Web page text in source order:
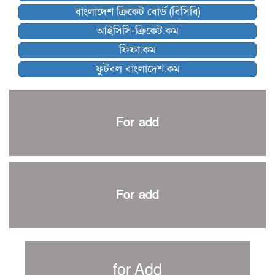
কিউট-ডিআরইউ দাবায় মোরসালিন চ্যাম্পিয়ন
ব্রাদার্সকে হারিয়ে ফাইনালে মোহামেডান
নেইমারকে নিয়েই বিশ্বকাপে ব্রাজিলের প্রাথমিক স্কোয়াড
আর্জেন্টিনার ৫৫ সদস্যের প্রাথমিক দল ঘোষণা
পাকিস্তানের বিপক্ষে ঐতিহাসিক জয়ে ক্রীড়া প্রতিমন্ত্রীর অভিনন্দন
শান্ত-মুমিনুলদের ব্যাটে প্রথম দিন বাংলাদেশের
প্রচার বিমুখ এক ক্রীড়া অন্তপ্রাণ সংগঠক
সাফের হ্যাটট্রিক মিশনে থাইল্যান্ডের পথে আফঈদারা
বাংলাদেশ ক্রিকেট বোর্ড (বিসিবি)
আইসিসি-ক্রিকেট.কম
ফিফা.কম
ফুটবল বাংলাদেশ.কম
For add
For add
for Add